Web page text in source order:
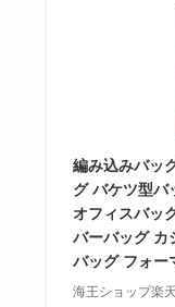
編み込みバッ
グ バケツ型バ
オフィスバッ
バーバッグ カ
バッグ フォー
海王ショップ楽